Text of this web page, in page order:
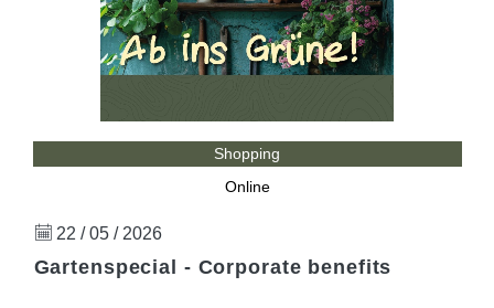
Shopping
Online
22 / 05 / 2026
Gartenspecial - Corporate benefits